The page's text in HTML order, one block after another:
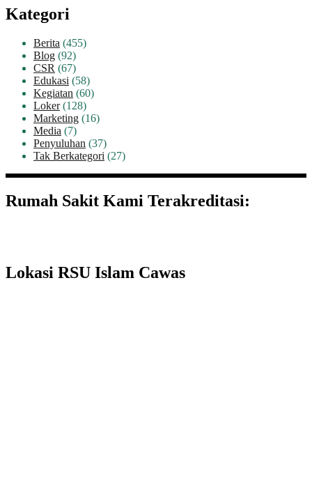
Kategori
Berita (455)
Blog (92)
CSR (67)
Edukasi (58)
Kegiatan (60)
Loker(128)
Marketing (16)
Media (7)
Penyuluhan (37)
Tak Berkategori (27)
Rumah Sakit Kami Terakreditasi:
Lokasi RSU Islam Cawas